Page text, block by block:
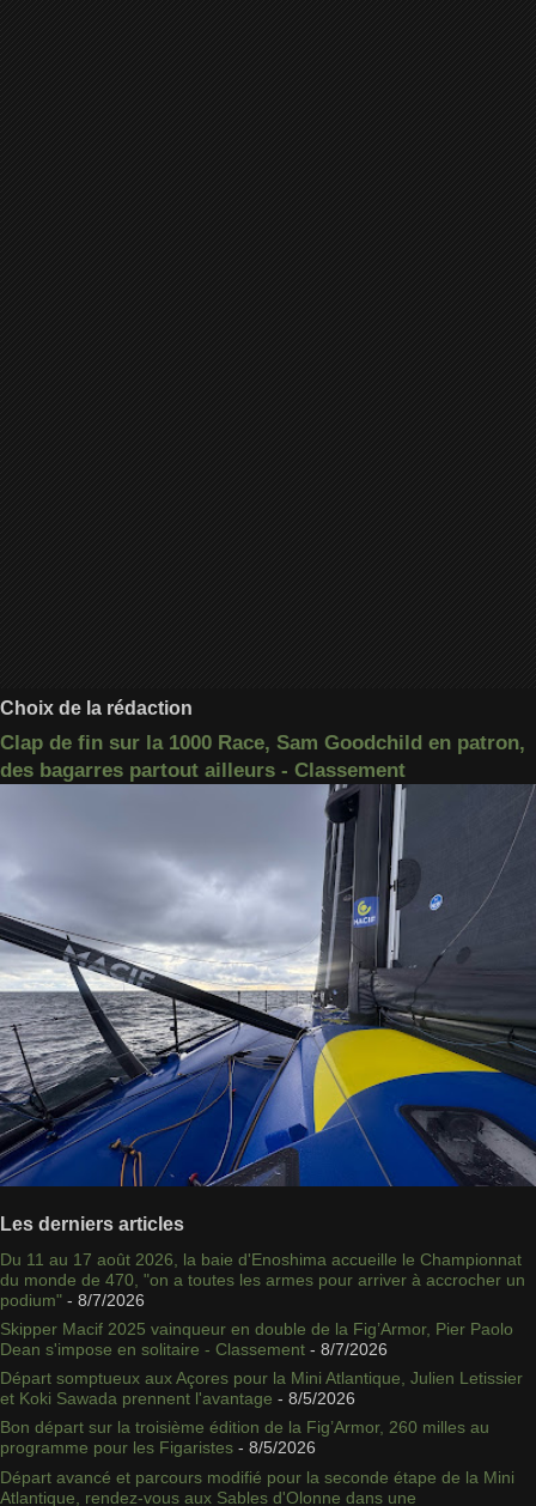
Choix de la rédaction
Clap de fin sur la 1000 Race, Sam Goodchild en patron,
des bagarres partout ailleurs - Classement
Les derniers articles
Du 11 au 17 août 2026, la baie d'Enoshima accueille le Championnat
du monde de 470, "on a toutes les armes pour arriver à accrocher un
podium" - 8/7/2026
Skipper Macif 2025 vainqueur en double de la Fig’Armor, Pier Paolo
Dean s'impose en solitaire - Classement - 8/7/2026
Départ somptueux aux Açores pour la Mini Atlantique, Julien Letissier
et Koki Sawada prennent l'avantage - 8/5/2026
Bon départ sur la troisième édition de la Fig’Armor, 260 milles au
programme pour les Figaristes - 8/5/2026
Départ avancé et parcours modifié pour la seconde étape de la Mini
Atlantique, rendez-vous aux Sables d'Olonne dans une